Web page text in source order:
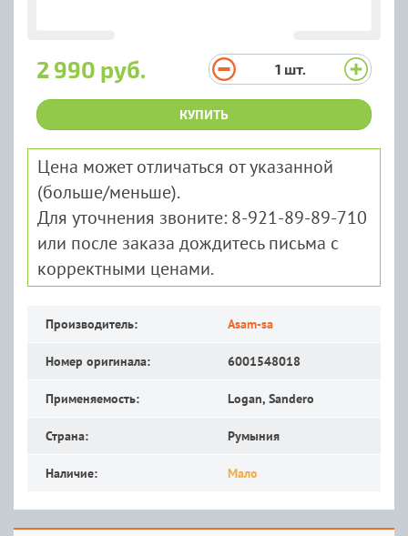
2 990 руб. 1 шт.
КУПИТЬ
Цена может отличаться от указанной
(больше/меньше).
Для уточнения звоните: 8-921-89-89-710
или после заказа дождитесь письма с
корректными ценами.
Производитель: Asam-sa
Номер оригинала: 6001548018
Применяемость: Logan, Sandero
Страна: Румыния
Наличие: Мало